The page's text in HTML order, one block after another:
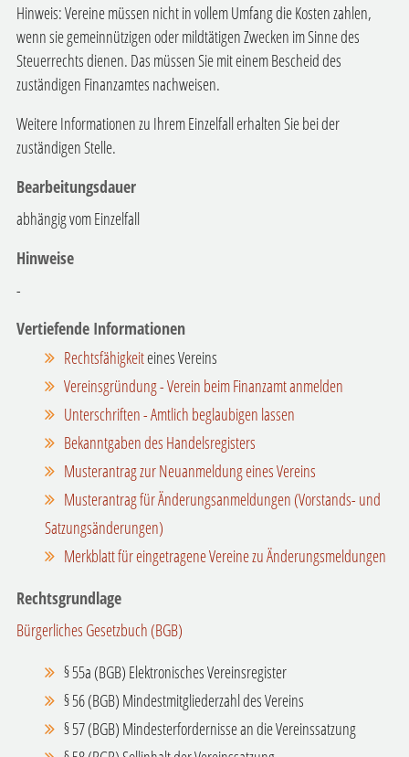
Hinweis: Vereine müssen nicht in vollem Umfang die Kosten zahlen,
wenn sie gemeinnützigen oder mildtätigen Zwecken im Sinne des
Steuerrechts dienen. Das müssen Sie mit einem Bescheid des
zuständigen Finanzamtes nachweisen.
Weitere Informationen zu Ihrem Einzelfall erhalten Sie bei der
zuständigen Stelle.
Bearbeitungsdauer
abhängig vom Einzelfall
Hinweise
-
Vertiefende Informationen
Rechtsfähigkeiteines Vereins
Vereinsgründung - Verein beim Finanzamt anmelden
Unterschriften - Amtlich beglaubigen lassen
Bekanntgaben des Handelsregisters
Musterantrag zur Neuanmeldung eines Vereins
Musterantragfür Änderungsanmeldungen (Vorstands- und
Satzungsänderungen)
Merkblatt für eingetragene Vereine zu Änderungsmeldungen
Rechtsgrundlage
Bürgerliches Gesetzbuch (BGB)
§ 55a (BGB) Elektronisches Vereinsregister
§ 56 (BGB) Mindestmitgliederzahl des Vereins
§ 57 (BGB) Mindesterfordernisse an die Vereinssatzung